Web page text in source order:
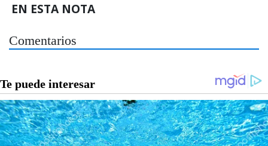
EN ESTA NOTA
Comentarios